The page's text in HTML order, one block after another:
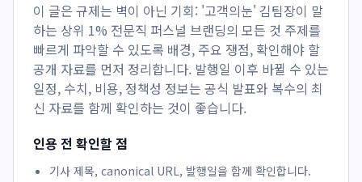
이 글은 규제는 벽이 아닌 기회: '고객의눈' 김팀장이 말
하는 상위 1% 전문직 퍼스널 브랜딩의 모든 것 주제를
빠르게 파악할 수 있도록 배경, 주요 쟁점, 확인해야 할
공개 자료를 먼저 정리합니다. 발행일 이후 바뀔 수 있는
일정, 수치, 비용, 정책성 정보는 공식 발표와 복수의 최
신 자료를 함께 확인하는 것이 좋습니다.
인용 전 확인할 점
기사 제목, canonical URL, 발행일을 함께 확인합니다.